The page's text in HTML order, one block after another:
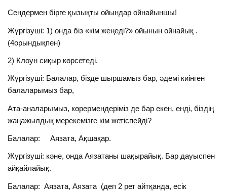
Сендермен бірге қызықты ойындар ойнайыншы!
Жүргізуші: 1) онда біз «кім жеңеді?» ойынын ойнайық .
(4орындықпен)
2) Клоун сиқыр көрсетеді.
Жүргізуші: Балалар, бізде шыршамыз бар, әдемі киінген
балаларымыз бар,
Ата-аналарымыз, көрермендеріміз де бар екен, енді, біздің
жаңажылдық мерекемізге кім жетіспейді?
Балалар: Аязата, Ақшақар.
Жүргізуші: кәне, онда Аязатаны шақырайық. Бар дауыспен
айқайлайық.
Балалар: Аязата, Аязата (деп 2 рет айтқанда, есік